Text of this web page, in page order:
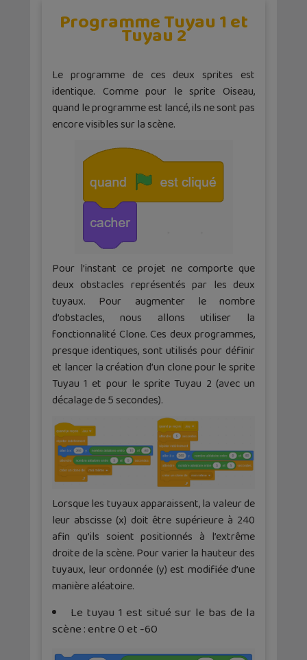
Programme Tuyau 1 et
Tuyau 2
Le programme de ces deux sprites est
identique. Comme pour le sprite Oiseau,
quand le programme est lancé, ils ne sont pas
encore visibles sur la scène.
Pour l’instant ce projet ne comporte que
deux obstacles représentés par les deux
tuyaux. Pour augmenter le nombre
d’obstacles, nous allons utiliser la
fonctionnalité Clone. Ces deux programmes,
presque identiques, sont utilisés pour définir
et lancer la création d’un clone pour le sprite
Tuyau 1 et pour le sprite Tuyau 2 (avec un
décalage de 5 secondes).
Lorsque les tuyaux apparaissent, la valeur de
leur abscisse (x) doit être supérieure à 240
afin qu’ils soient positionnés à l’extrême
droite de la scène. Pour varier la hauteur des
tuyaux, leur ordonnée (y) est modifiée d’une
manière aléatoire.
Le tuyau 1 est situé sur le bas de la
scène : entre 0 et -60